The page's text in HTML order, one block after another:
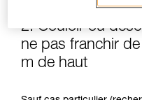
2. Couloir ou
ne pas franchir
m de haut